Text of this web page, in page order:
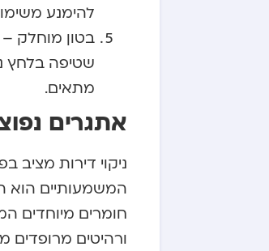
להימנע
בטון מוחלק
שטיפה בלחץ
מתאים.
אתגרים
ניקוי דירות מציב
המשמעותיים הוא
חומרים מיוחדים
ורהיטים מרופדים